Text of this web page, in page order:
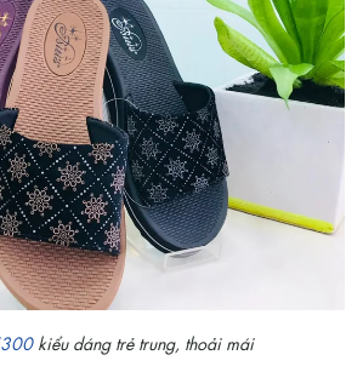
kiểu dáng trẻ trung, thoải mái